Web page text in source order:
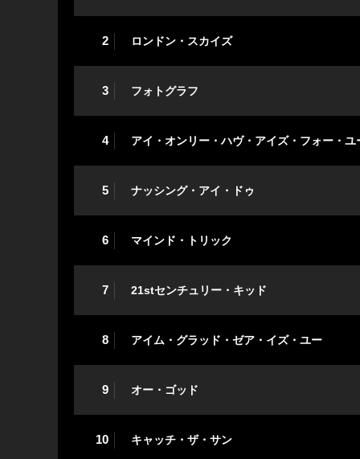
2 ロンドン・スカイズ
3 フォトグラフ
4 アイ・オンリー・ハヴ・アイズ・フォー・ユ
5 ナッシング・アイ・ドゥ
6 マインド・トリック
7 21stセンチュリー・キッド
8 アイム・グラッド・ゼア・イズ・ユー
9 オー・ゴッド
10 キャッチ・ザ・サン